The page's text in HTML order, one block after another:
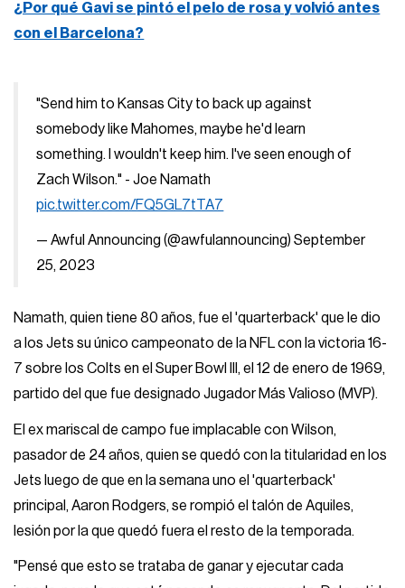
¿Por qué Gavi se pintó el pelo de rosa y volvió antes
con el Barcelona?
"Send him to Kansas City to back up against
somebody like Mahomes, maybe he'd learn
something. I wouldn't keep him. I've seen enough of
Zach Wilson." - Joe Namath
pic.twitter.com/FQ5GL7tTA7
— Awful Announcing (@awfulannouncing)September
25, 2023
Namath, quien tiene 80 años, fue el 'quarterback' que le dio
a los Jets su único campeonato de la NFL con la victoria 16-
7 sobre los Colts en el Super Bowl III, el 12 de enero de 1969,
partido del que fue designado Jugador Más Valioso (MVP).
El ex mariscal de campo fue implacable con Wilson,
pasador de 24 años, quien se quedó con la titularidad en los
Jets luego de que en la semana uno el 'quarterback'
principal, Aaron Rodgers, se rompió el talón de Aquiles,
lesión por la que quedó fuera el resto de la temporada.
"Pensé que esto se trataba de ganar y ejecutar cada